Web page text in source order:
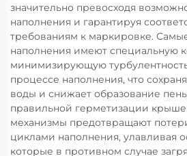
значительно превосходя
наполнения и гарантируя
требованиям к маркировке.
наполнения имеют специальную
минимизирующую турбулентность
процессе наполнения, что
воды и снижает образование
правильной герметизации
механизмы предотвращают
циклами наполнения, улавливая
которые в противном случае